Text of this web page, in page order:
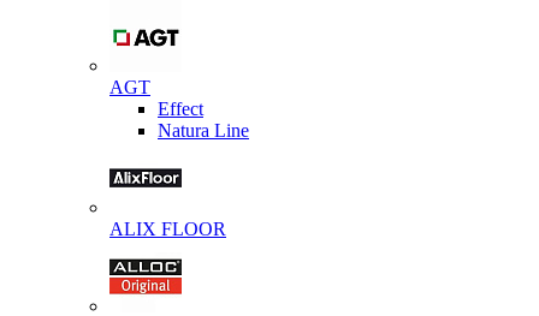
AGT
Effect
Natura Line
ALIX FLOOR